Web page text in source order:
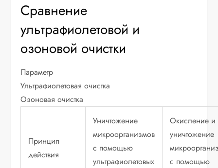
Сравнение
ультрафиолетовой и
озоновой очистки
Параметр
Ультрафиолетовая очистка
Озоновая очистка
Принцип
действия
Уничтожение
микроорганизмов
с помощью
ультрафиолетовых
Окисление и
уничтожение
с помощью